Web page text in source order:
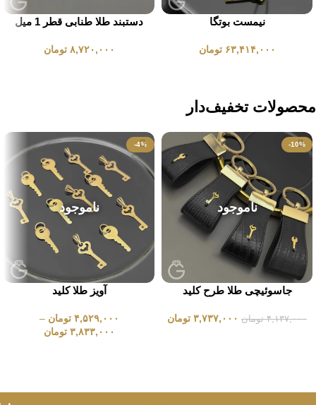
نیمست بوتگا
۶۳,۴۱۴,۰۰۰ تومان
دستبند طلا طنابی قطر 1 میل
۸,۷۲۰,۰۰۰ تومان
محصولات تخفیف‌دار
-10%
ناموجود
جاسوئیچی طلا طرح کلید
۴,۱۳۷,۰۰۰ تومان ۳,۷۳۷,۰۰۰ تومان
-4%
ناموجود
آویز طلا کلید
۴,۵۲۹,۰۰۰ تومان –
۳,۸۳۳,۰۰۰ تومان